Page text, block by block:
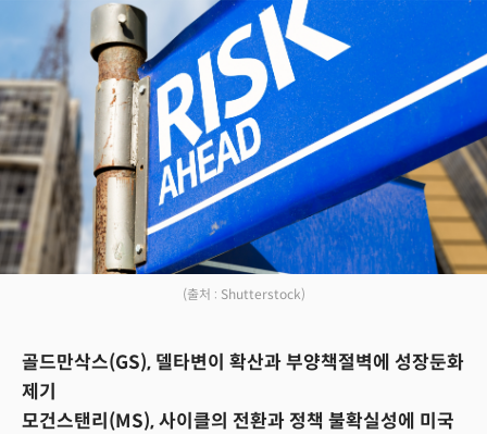
(출처 : Shutterstock)
골드만삭스(GS), 델타변이 확산과 부양책절벽에 성장둔화
제기
모건스탠리(MS), 사이클의 전환과 정책 불확실성에 미국